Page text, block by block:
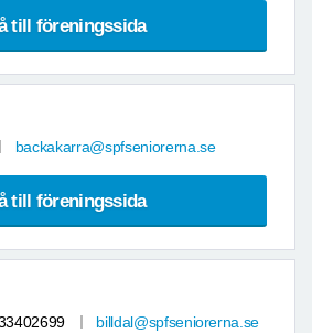
till föreningssida
backakarra@spfseniorerna.se
till föreningssida
billdal@spfseniorerna.se